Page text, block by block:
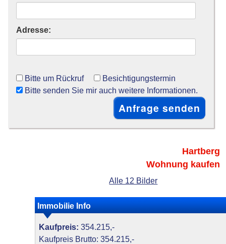
Adresse:
Bitte um Rückruf
Besichtigungstermin
Bitte senden Sie mir auch weitere Informationen.
Hartberg
Wohnung kaufen
Alle 12 Bilder
Immobilie Info
Kaufpreis: 354.215,-
Kaufpreis Brutto: 354.215,-